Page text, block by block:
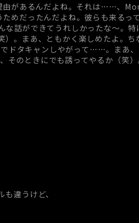
由があるんだよね。それは……、
めだったんだよね。彼らも来るっ
な話ができてうれしかったな～。
。まあ、ともかく楽しめたよ。ち
ドタキャンしやがって……。まあ
のときにでも誘ってやるか（笑）
違うけど、